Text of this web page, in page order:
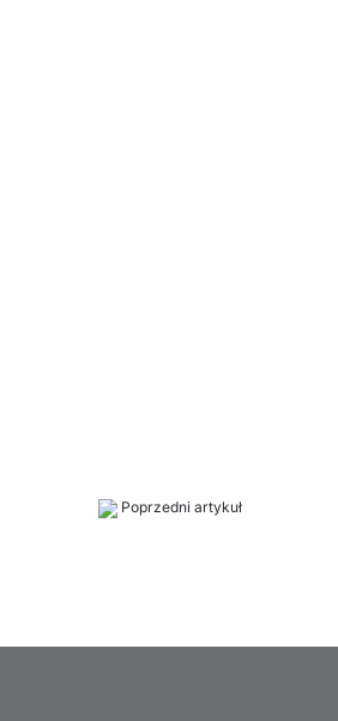
Poprzedni artykuł